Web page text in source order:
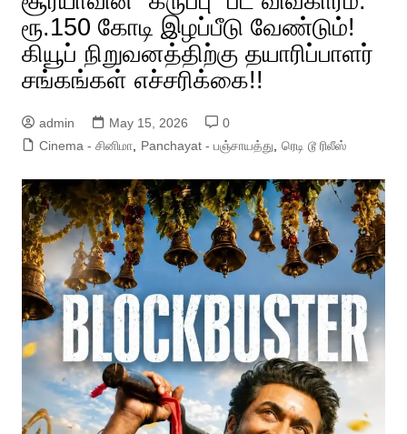
ரூ.150 கோடி இழப்பீடு வேண்டும்!
கியூப் நிறுவனத்திற்கு தயாரிப்பாளர்
சங்கங்கள் எச்சரிக்கை!!
admin May 15, 2026
0
Cinema - சினிமா, Panchayat - பஞ்சாயத்து ரெடி டூ ரிலீஸ்